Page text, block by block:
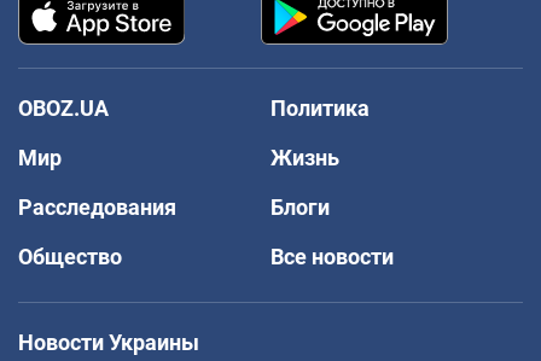
OBOZ.UA
Политика
Мир
Жизнь
Расследования
Блоги
Общество
Все новости
Новости Украины